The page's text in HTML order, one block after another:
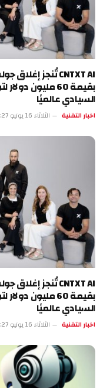
بقيمة 60 مليون
السيادي عالميًا
اخبار التقنية الثلاثاء 16 يونيو 9:27 م
بقيمة 60 مليون
السيادي عالميًا
اخبار التقنية الثلاثاء 16 يونيو 9:27 م